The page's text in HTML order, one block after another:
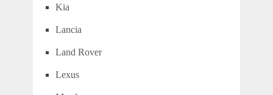
Kia
Lancia
Land Rover
Lexus